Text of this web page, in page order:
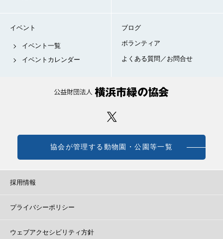
イベント
イベント一覧
イベントカレンダー
ブログ
ボランティア
よくある質問／お問合せ
協会が管理する動物園・公園等一覧
採用情報
プライバシーポリシー
ウェブアクセシビリティ方針